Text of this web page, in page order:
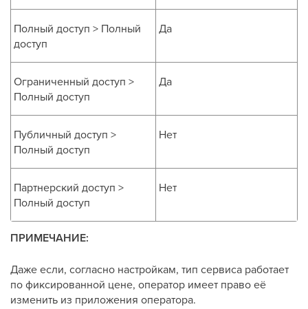
Полный доступ > Полный
доступ
Да
Ограниченный доступ >
Полный доступ
Да
Публичный доступ >
Полный доступ
Нет
Партнерский доступ >
Полный доступ
Нет
ПРИМЕЧАНИЕ:
Даже если, согласно настройкам, тип сервиса работает
по фиксированной цене, оператор имеет право её
изменить из приложения оператора.